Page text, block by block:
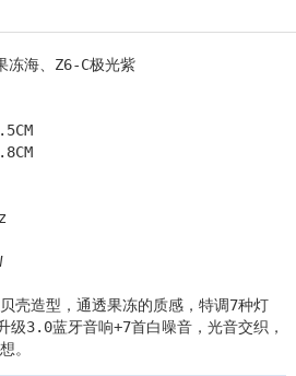
冻海、Z6-C极光紫
壳造型，通透果冻的质感，特调7种灯
级3.0蓝牙音响+7首白噪音，光音交织，
。